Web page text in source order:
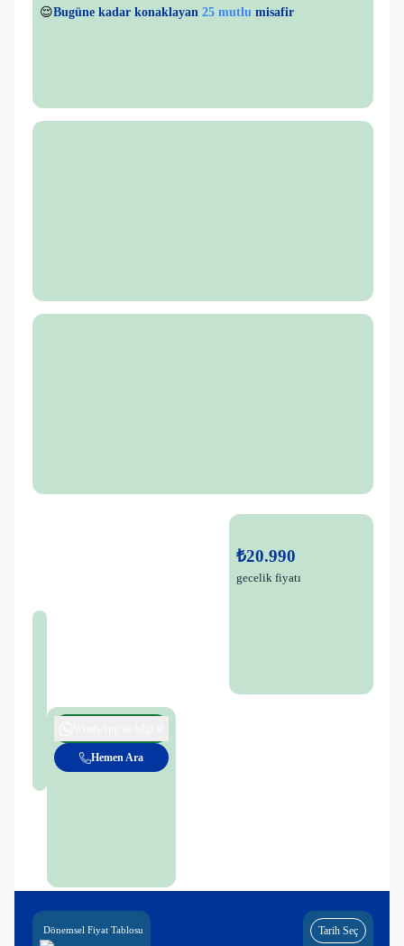
👀Son 1 saatte29 kişigörüntüledi
₺20.990
gecelik fiyatı
Hemen Ara
Dönemsel Fiyat Tablosu Tarih Seç